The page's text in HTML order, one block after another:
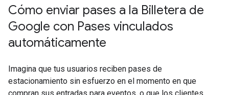
Cómo enviar pases a la Billetera de
Google con Pases vinculados
automáticamente
Imagina que tus usuarios reciben pases de
estacionamiento sin esfuerzo en el momento en que